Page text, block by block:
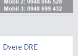
Dvere DRE